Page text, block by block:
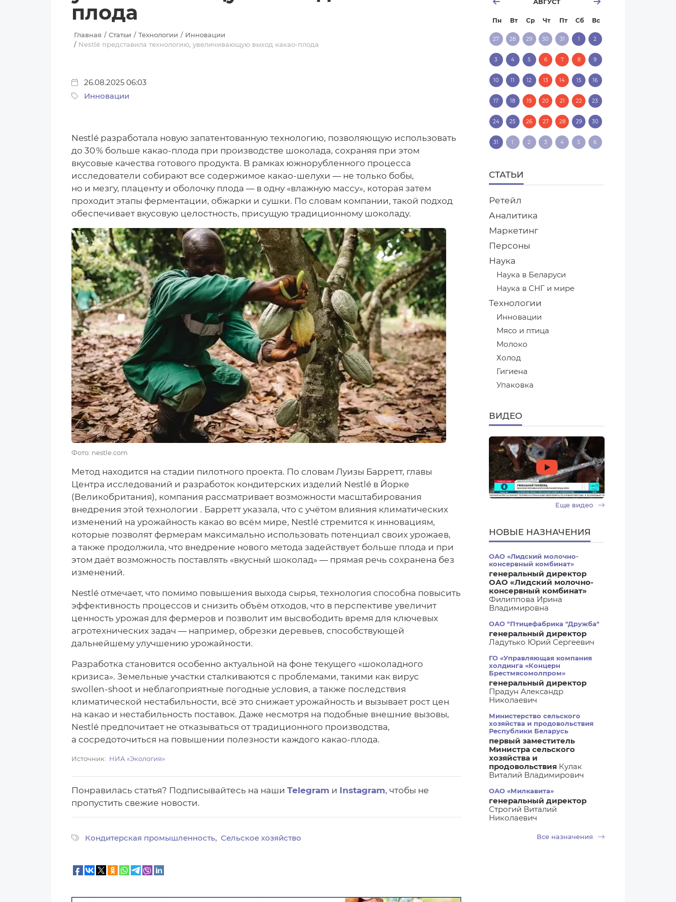
плода
Главная Статьи Технологии
Инновации
Nestlé представила технологию, увеличивающую выход какао-плода
26.08.2025 06:03
Инновации
Nestlé разработала новую запатентованную технологию, позволяющую использовать
до 30 % больше какао‑плода при производстве шоколада, сохраняя при этом
вкусовые качества готового продукта. В рамках южнорубленного процесса
исследователи собирают все содержимое какао‑шелухи — не только бобы,
но и мезгу, плаценту и оболочку плода — в одну «влажную массу», которая затем
проходит этапы ферментации, обжарки и сушки. По словам компании, такой подход
обеспечивает вкусовую целостность, присущую традиционному шоколаду.
Фото: nestle.com
Метод находится на стадии пилотного проекта. По словам Луизы Барретт, главы
Центра исследований и разработок кондитерских изделий Nestlé в Йорке
(Великобритания), компания рассматривает возможности масштабирования
внедрения этой технологии . Барретт указала, что с учётом влияния климатических
изменений на урожайность какао во всём мире, Nestlé стремится к инновациям,
которые позволят фермерам максимально использовать потенциал своих урожаев,
а также продолжила, что внедрение нового метода задействует больше плода и при
этом даёт возможность поставлять «вкусный шоколад» — прямая речь сохранена без
изменений.
Nestlé отмечает, что помимо повышения выхода сырья, технология способна повысить
эффективность процессов и снизить объём отходов, что в перспективе увеличит
ценность урожая для фермеров и позволит им высвободить время для ключевых
агротехнических задач — например, обрезки деревьев, способствующей
дальнейшему улучшению урожайности.
Разработка становится особенно актуальной на фоне текущего «шоколадного
кризиса». Земельные участки сталкиваются с проблемами, такими как вирус
swollen‑shoot и неблагоприятные погодные условия, а также последствия
климатической нестабильности, всё это снижает урожайность и вызывает рост цен
на какао и нестабильность поставок. Даже несмотря на подобные внешние вызовы,
Nestlé предпочитает не отказываться от традиционного производства,
а сосредоточиться на повышении полезности каждого какао-плода.
Источник НИА «Экология»
Понравилась статья? Подписывайтесь на наши Telegram и Instagram, чтобы не
пропустить свежие новости.
Кондитерская промышленность Сельское хозяйство
Пн Вт Ср Чт Пт Сб Вс
27 28 29 30 31 1 2
3 4 5 6 7 8 9
10 11 12 13 14 15 16
17 18 19 20 21 22 23
24 25 26 27 28 29 30
31 1 2 3 4 5 6
СТАТЬИ
Ретейл
Аналитика
Маркетинг
Персоны
Наука
Наука в Беларуси
Наука в СНГ и мире
Технологии
Инновации
Мясо и птица
Молоко
Холод
Гигиена
Упаковка
ВИДЕО
Еще видео
НОВЫЕ НАЗНАЧЕНИЯ
ОАО «Лидский молочно-
консервный комбинат»
генеральный директор
ОАО «Лидский молочно-
консервный комбинат»
Филиппова Ирина
Владимировна
ОАО "Птицефабрика "Дружба"
генеральный директор
Ладутько Юрий Сергеевич
ГО «Управляющая компания
холдинга «Концерн
Брестмясомолпром»
генеральный директор
Прадун Александр
Николаевич
Министерство сельского
хозяйства и продовольствия
Республики Беларусь
первый заместитель
Министра сельского
хозяйства и
продовольствия Кулак
Виталий Владимирович
ОАО «Милкавита»
генеральный директор
Строгий Виталий
Николаевич
Все назначения